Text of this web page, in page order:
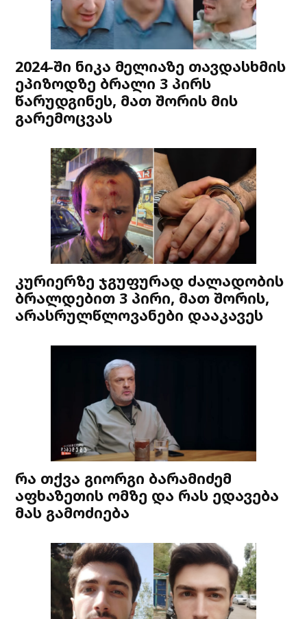
2024-ში ნიკა მელიაზე თავდასხმის
ეპიზოდზე ბრალი 3 პირს
წარუდგინეს, მათ შორის მის
გარემოცვას
კურიერზე ჯგუფურად ძალადობის
ბრალდებით 3 პირი, მათ შორის,
არასრულწლოვანები დააკავეს
რა თქვა გიორგი ბარამიძემ
აფხაზეთის ომზე და რას ედავება
მას გამოძიება